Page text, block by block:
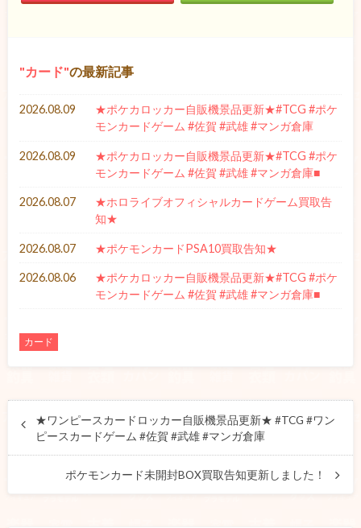
カード の最新記事
2026.08.09
★ポケカロッカー自販機景品更新★#TCG #ポケ
モンカードゲーム #佐賀 #武雄 #マンガ倉庫
2026.08.09
★ポケカロッカー自販機景品更新★#TCG #ポケ
モンカードゲーム #佐賀 #武雄 #マンガ倉庫■
2026.08.07
★ホロライブオフィシャルカードゲーム買取告
知★
2026.08.07 ★ポケモンカードPSA10買取告知★
2026.08.06
★ポケカロッカー自販機景品更新★#TCG #ポケ
モンカードゲーム #佐賀 #武雄 #マンガ倉庫■
カード
★ワンピースカードロッカー自販機景品更新★ #TCG #ワン
ピースカードゲーム #佐賀 #武雄 #マンガ倉庫
ポケモンカード未開封BOX買取告知更新しました！